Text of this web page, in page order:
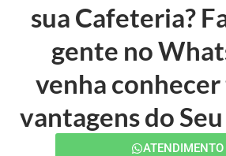
sua Cafeteria?
gente no
venha conhecer
vantagens do
ATENDIMENTO